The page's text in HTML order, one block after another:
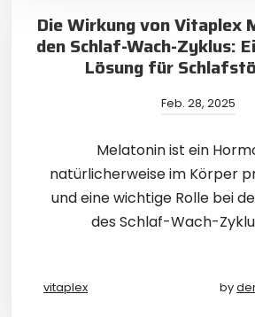
Die Wirkung von Vitaplex
den Schlaf-Wach-Zyklus:
Lösung für
Feb. 28, 2025
Melatonin ist ein
natürlicherweise im Körper
und eine wichtige Rolle bei
des Schlaf-Wach-
vitaplex by